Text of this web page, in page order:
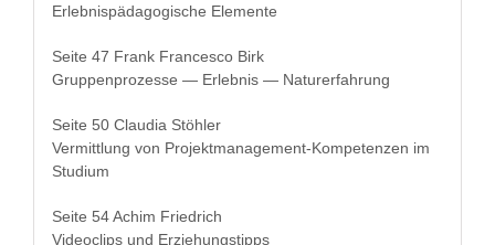
Erleb­nis­päd­a­gogis­che Elemente
Seite 47 Frank Francesco Birk
Grup­pen­prozesse — Erleb­nis — Naturerfahrung
Seite 50 Clau­dia Stöhler
Ver­mit­tlung von Pro­jek­t­man­age­ment-Kom­pe­ten­zen im
Studium
Seite 54 Achim Friedrich
Video­clips und Erziehungstipps